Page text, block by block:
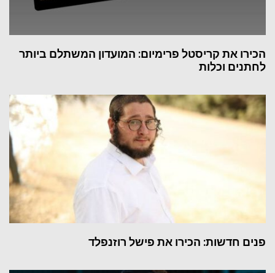
הכירו את קריסטל פרימיום: המועדון המשתלם ביותר
לחתנים וכלות
פנים חדשות: הכירו את פישל רוזנפלד